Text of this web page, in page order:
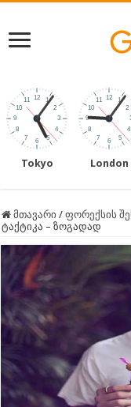
Tokyo London
მთავარი / ფორექსის
ტაქტიკა – ზოგადად